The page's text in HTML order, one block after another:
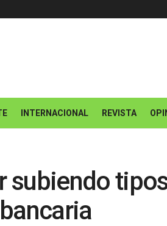
INTERNACIONAL REVISTA
subiendo